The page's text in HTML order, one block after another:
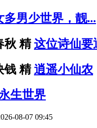
多男少世界，靓...
秋 精 这位诗仙要
钱 精 逍遥小仙农
生世界
08-07 09:45